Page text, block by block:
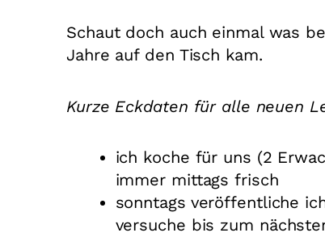
Schaut doch auch einmal was
Jahre auf den Tisch kam.
Kurze Eckdaten für alle neuen
ich koche für uns (2
immer mittags frisch
sonntags veröffentliche
versuche bis zum